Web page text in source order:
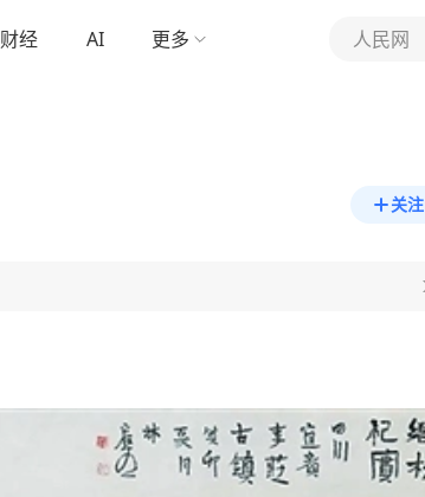
财经 AI 更多 人民网
关注